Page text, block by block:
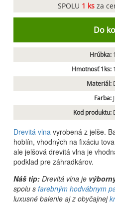
SPOLU 1 ks za
Do
Hrúbka:
Hmotnosť 1ks:
Materiál:
Farba:
Kod produktu:
Drevitá vlna vyrobená z jelše.
hoblín, vhodných na fixáciu
ale jelšová drevitá vlna je
podklad pre záhradkárov.
Náš tip: Drevitá vlna je
spolu s farebným hodvábnym
luxusné balenie aj z obyčajnej